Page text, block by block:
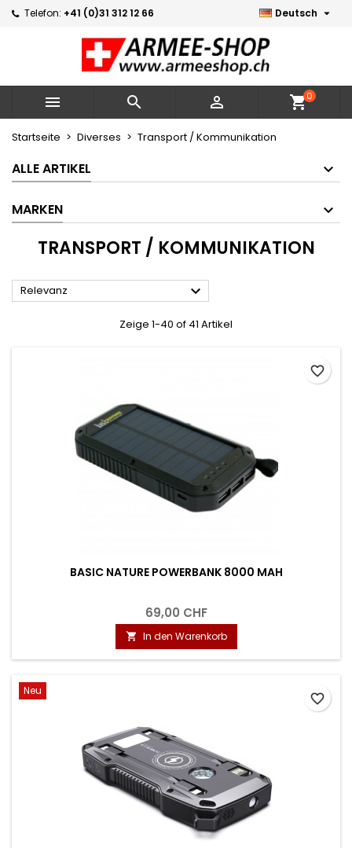
Telefon: +41 (0)31 312 12 66 Deutsch 
   shopping_cart0
Startseite Diverses Transport / Kommunikation
ALLE ARTIKEL
MARKEN
TRANSPORT / KOMMUNIKATION
Relevanz 
Zeige 1-40 of 41 Artikel
BASIC NATURE POWERBANK 8000 MAH
69,00 CHF
 In den Warenkorb
favorite_border
Neu
favorite_border
×
Neue Liste erstellen
×
((confirmMessage))
((cancelText)) ((modalDeleteText))
×
Name der Wunschliste
×
Sie müssen angemeldet sein, um Artikel Ihrer
Wunschliste hinzufügen zu können.
Abbrechen Anmelden